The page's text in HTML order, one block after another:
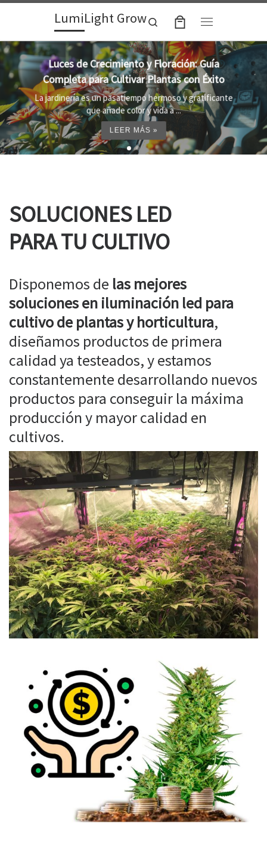
Skip to contentLumiLight Grow
Search
Lámparas para indoor: la clave para un
crecimiento óptimo de tus plantas
Al cultivar plantas en el interior, es importante
proporcionar el entorno adecuado ...
LEER MÁS »
SOLUCIONES LED
PARA TU CULTIVO
Disponemos de las mejores
soluciones en iluminación led para
cultivo de plantas y horticultura,
diseñamos productos de primera
calidad ya testeados, y estamos
constantemente desarrollando nuevos
productos para conseguir la máxima
producción y mayor calidad en
cultivos.